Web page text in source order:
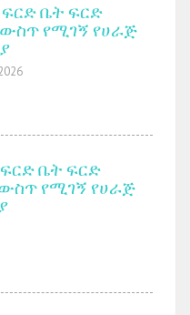
ቤት ፍርድ
የሚገኝ የሀራጅ
ቤት ፍርድ
የሚገኝ የሀራጅ